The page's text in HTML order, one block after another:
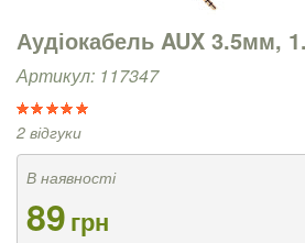
Аудіокабель AUX 3.5мм,
Артикул: 117347
2 відгуки
В наявності
89грн